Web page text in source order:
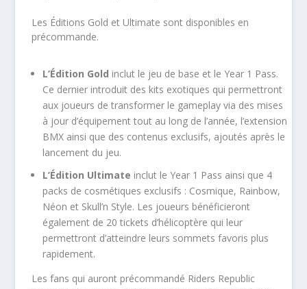
Les Éditions Gold et Ultimate sont disponibles en
précommande.
L’Édition Gold inclut le jeu de base et le Year 1 Pass.
Ce dernier introduit des kits exotiques qui permettront
aux joueurs de transformer le gameplay via des mises
à jour d’équipement tout au long de l’année, l’extension
BMX ainsi que des contenus exclusifs, ajoutés après le
lancement du jeu.
L’Édition Ultimate inclut le Year 1 Pass ainsi que 4
packs de cosmétiques exclusifs : Cosmique, Rainbow,
Néon et Skull’n Style. Les joueurs bénéficieront
également de 20 tickets d’hélicoptère qui leur
permettront d’atteindre leurs sommets favoris plus
rapidement.
Les fans qui auront précommandé Riders Republic